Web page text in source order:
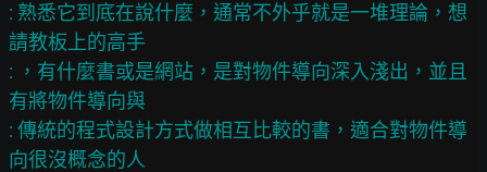
: 熟悉它到底在說什麼，通常不外乎就是一堆理論，想
請教板上的高手
: ，有什麼書或是網站，是對物件導向深入淺出，並且
有將物件導向與
: 傳統的程式設計方式做相互比較的書，適合對物件導
向很沒概念的人